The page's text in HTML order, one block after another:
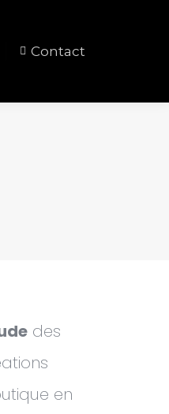
Contact
des
en